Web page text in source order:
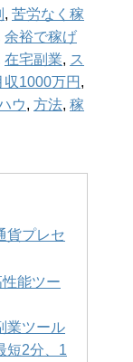
, 苦労なく稼
余裕で稼げ
在宅副業, ス
収1000万円 ,
ウ, 方法, 稼
貨プレセ
能ツー
業ツール
短2分、1